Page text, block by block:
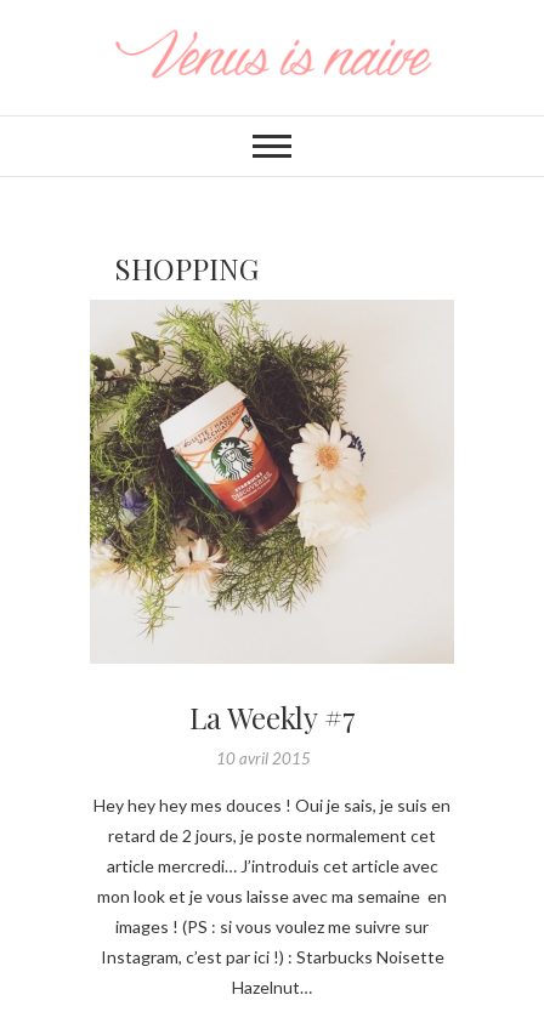
SHOPPING
La Weekly #7
10 avril 2015
Hey hey hey mes douces ! Oui je sais, je suis en
retard de 2 jours, je poste normalement cet
article mercredi… J’introduis cet article avec
mon look et je vous laisse avec ma semaine en
images ! (PS : si vous voulez me suivre sur
Instagram, c’est par ici !) : Starbucks Noisette
Hazelnut…